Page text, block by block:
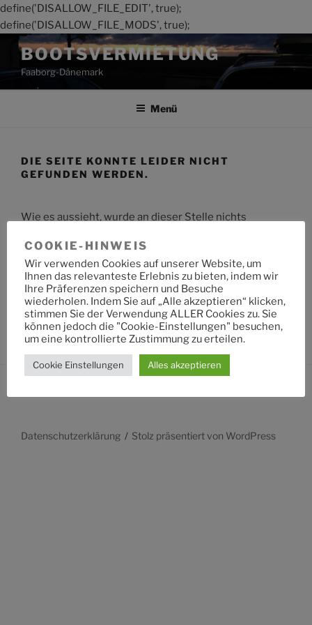
define('DISALLOW_FILE_EDIT', true);
define('DISALLOW_FILE_MODS', true);
Zum
Inhalt
springen
BOOTSVERMIETUNG
Faaborg-Dänemark
Menü
DIE SEITE KONNTE LEIDER NICHT
GEFUNDEN WERDEN.
Wie es aussieht, wurde an dieser Stelle nichts
Suche
nach:
Datenschutzerklärung Stolz präsentiert von WordPress
COOKIE-HINWEIS
Wir verwenden Cookies auf unserer Website, um
Ihnen das relevanteste Erlebnis zu bieten, indem wir
Ihre Präferenzen speichern und Besuche
wiederholen. Indem Sie auf „Alle akzeptieren“ klicken,
stimmen Sie der Verwendung ALLER Cookies zu. Sie
können jedoch die "Cookie-Einstellungen" besuchen,
um eine kontrollierte Zustimmung zu erteilen.
Cookie Einstellungen Alles akzeptieren